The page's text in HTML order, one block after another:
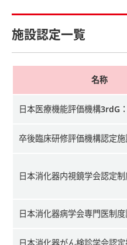
施設認定一覧
名称
日本医療機能評価機構3rdG
卒後臨床研修評価機構認定
日本消化器内視鏡学会認定
日本消化器病学会専門医制